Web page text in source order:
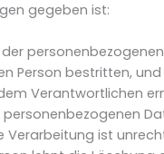
gegeben ist:
der
Person bestritten, und
Verantwortlichen
personenbezogenen
Verarbeitung ist